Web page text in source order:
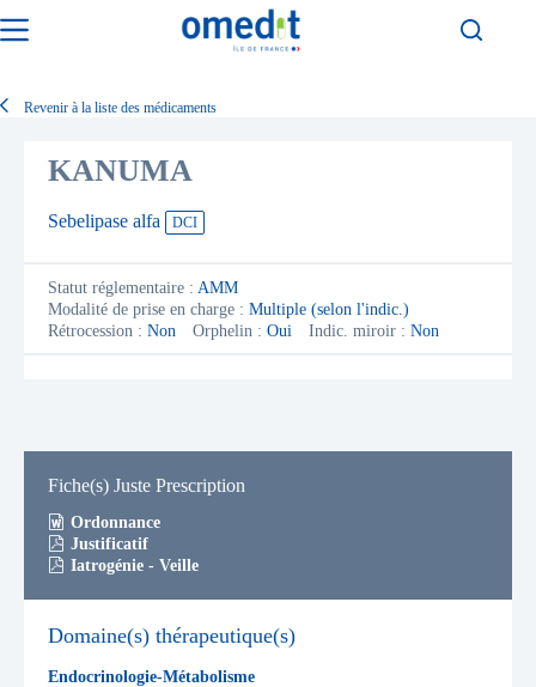
au
Revenir à la liste des médicaments
KANUMA
Sebelipase alfa DCI
Statut réglementaire : AMM
Modalité de prise en charge : Multiple (selon l'indic.)
Rétrocession : Non Orphelin : Oui Indic. miroir : Non
Fiche(s) Juste Prescription
Ordonnance
Justificatif
Iatrogénie - Veille
Domaine(s) thérapeutique(s)
Endocrinologie-Métabolisme